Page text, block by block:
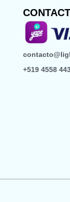
+519 4558